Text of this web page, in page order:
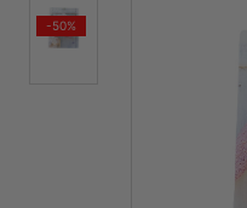
TELAS-50%